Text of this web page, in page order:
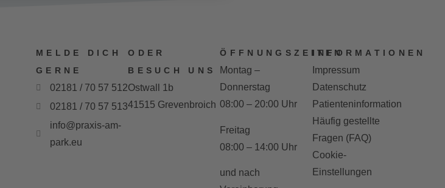
MELDE DICH
GERNE
02181 / 70 57 512
02181 / 70 57 513
info@praxis-am-
park.eu
ODER
BESUCH UNS
Ostwall 1b
41515 Grevenbroich
ÖFFNUNGSZEITEN
Montag –
Donnerstag
08:00 – 20:00 Uhr
Freitag
08:00 – 14:00 Uhr
und nach
INFORMATIONEN
Impressum
Datenschutz
Patienteninformation
Häufig gestellte
Fragen (FAQ)
Cookie-
Einstellungen